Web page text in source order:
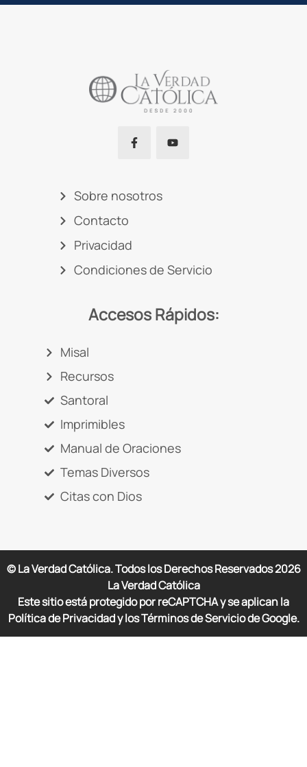
Sobre nosotros
Contacto
Privacidad
Condiciones de Servicio
Accesos Rápidos:
Misal
Recursos
Santoral
Imprimibles
Manual de Oraciones
Temas Diversos
Citas con Dios
© La Verdad Católica. Todos los Derechos Reservados2026
La Verdad Católica
Este sitio está protegido por reCAPTCHA y se aplican la
Política de Privacidad y los Términos de Servicio de Google.